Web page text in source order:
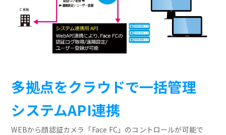
多拠点をクラウドで一括管理
システムAPI連携
WEBから顔認証カメラ「Face FC」のコントロールが可能で